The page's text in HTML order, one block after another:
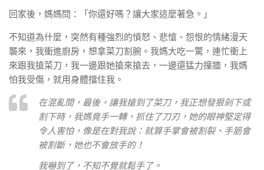
回家後，媽媽問：「你還好嗎？讓大家這麼著急。」
不知道為什麼，突然有種強烈的憤怒、悲愴、怨恨的情緒漫天
襲來，我衝進廚房，想拿菜刀割腕。我媽大吃一驚，連忙衝上
來跟我搶菜刀，我一邊跟她搶來搶去，一邊還猛力撞牆，我媽
怕我受傷，就用身體擋住我。
在混亂間，最後，讓我搶到了菜刀，我正想發狠剁下或
割下時，我媽竟手一轉，抓住了刀刃，她的眼神堅定得
令人害怕，像是在對我說：就算手掌會被割裂、手筋會
被割斷，她也不會放手的！
我嚇到了，不知不覺就鬆手了。